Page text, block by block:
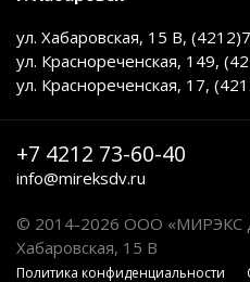
ул. Хабаровская, 15 В,
ул. Краснореченская, 149,
ул. Краснореченская, 17,
+7 4212 73-60-40
info@mireksdv.ru
© 2014-2026 ООО «МИРЭКС
Хабаровская, 15 В
Политика конфиденциальности